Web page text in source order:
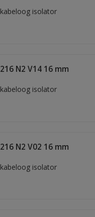
kabeloog isolator
216 N2 V14 16 mm
kabeloog isolator
216 N2 V02 16 mm
kabeloog isolator